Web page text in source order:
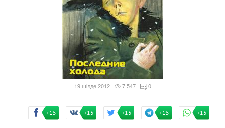
19 шілде 2012 7 547 0
+15 +15 +15 +15 +15